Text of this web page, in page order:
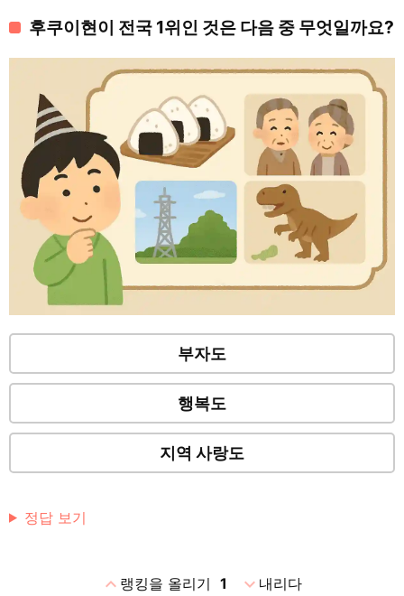
후쿠이현이 전국 1위인 것은 다음 중 무엇일까요?
부자도
행복도
지역 사랑도
정답 보기
expand_less랭킹을 올리기 1 expand_more내리다